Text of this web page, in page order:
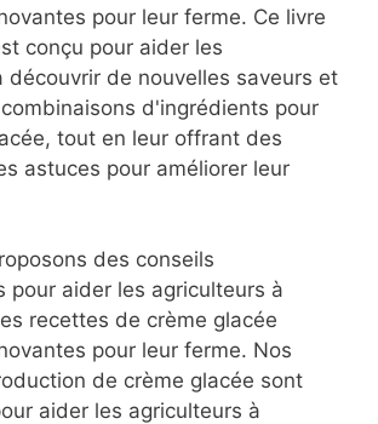
pour leur ferme. Ce livre
conçu pour aider les
découvrir de nouvelles saveurs et
d'ingrédients pour
tout en leur offrant des
astuces pour améliorer leur
des conseils
pour aider les agriculteurs à
recettes de crème glacée
pour leur ferme. Nos
de crème glacée sont
aider les agriculteurs à